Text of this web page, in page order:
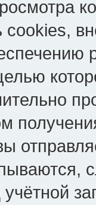
cookies,